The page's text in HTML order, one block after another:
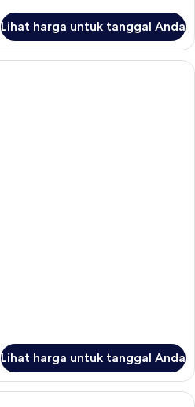
Lihat harga untuk tanggal Anda
Lihat harga untuk tanggal Anda